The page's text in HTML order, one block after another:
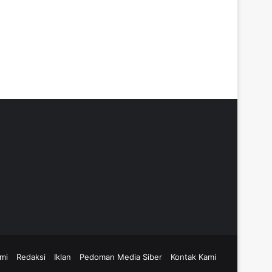
Redaksi Iklan Pedoman Media Siber Kontak Kami